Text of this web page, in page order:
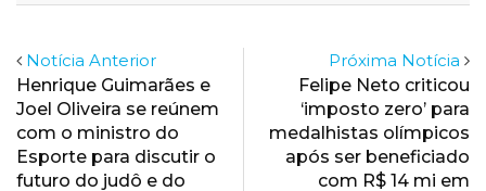
Notícia Anterior
Henrique Guimarães e
Joel Oliveira se reúnem
com o ministro do
Esporte para discutir o
futuro do judô e do
Próxima Notícia
Felipe Neto criticou
‘imposto zero’ para
medalhistas olímpicos
após ser beneficiado
com R$ 14 mi em